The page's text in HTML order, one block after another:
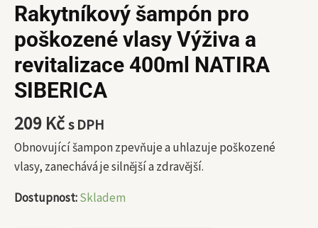
Rakytníkový šampón pro
poškozené vlasy Výživa a
revitalizace 400ml NATIRA
SIBERICA
209 Kčs DPH
Obnovující šampon zpevňuje a uhlazuje poškozené
vlasy, zanechává je silnější a zdravější.
Dostupnost:Skladem